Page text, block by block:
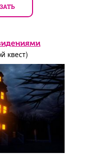
квест)